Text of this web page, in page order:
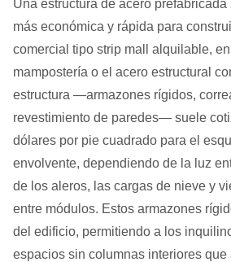
Una estructura de acero
más económica y rápida para
comercial tipo strip mall alquilable,
mampostería o el acero estructural
estructura —armazones rígidos,
revestimiento de paredes— suele
dólares por pie cuadrado para el
envolvente, dependiendo de la luz
de los aleros, las cargas de nieve y
entre módulos. Estos armazones
del edificio, permitiendo a los
espacios sin columnas interiores que